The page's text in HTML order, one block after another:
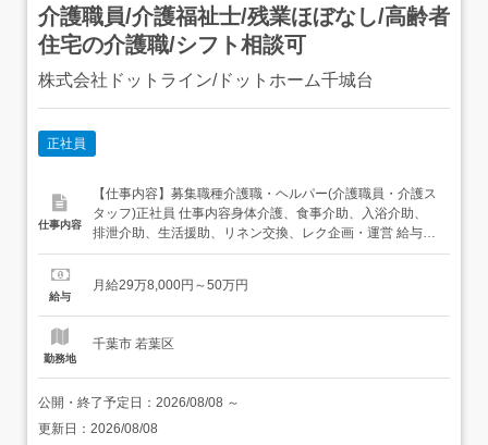
介護職員/介護福祉士/残業ほぼなし/高齢者
住宅の介護職/シフト相談可
株式会社ドットライン/ドットホーム千城台
正社員
仕事内容
【仕事内容】募集職種介護職・ヘルパー(介護職員・介護ス
タッフ)正社員 仕事内容身体介護、食事介助、入浴介助、
排泄介助、生活援助、リネン交換、レク企画・運営 給与・
手当<給与>月給298,000〜500,000円<基本給>185,000円<
夜勤手当:7,000円/回年末年始手当:<12/30～1/3>...
給与
月給29万8,000円～50万円
勤務地
千葉市 若葉区
公開・終了予定日： 2026/08/08 ～
更新日： 2026/08/08